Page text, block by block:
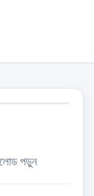
পড়ুন